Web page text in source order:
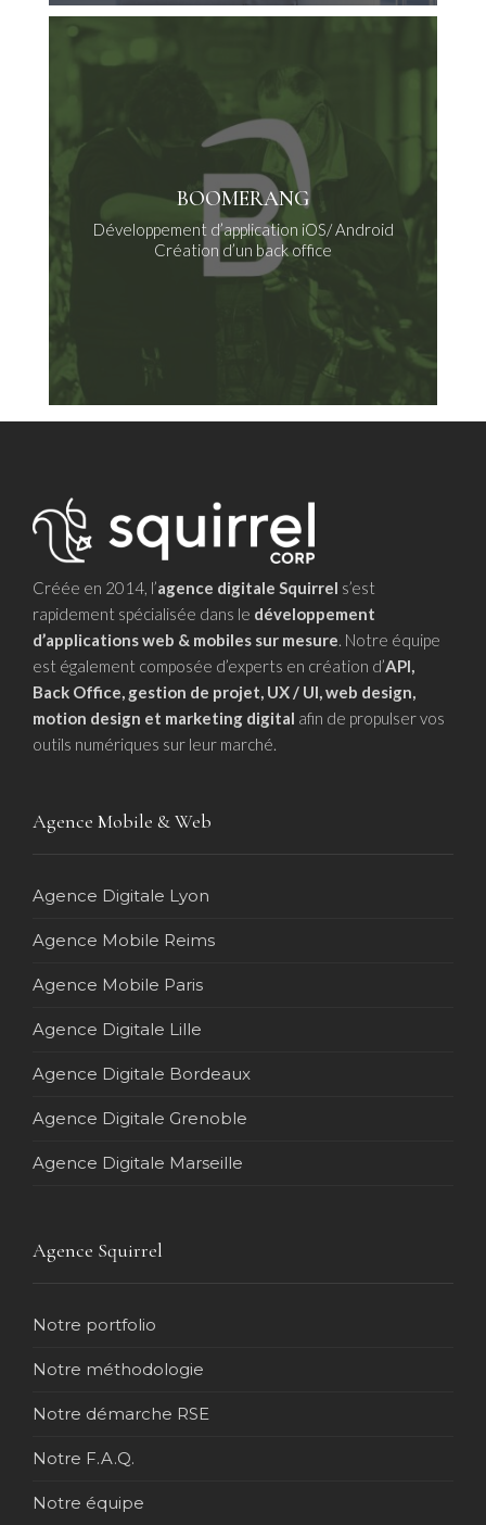
BOOMERANG
Développement d’application iOS/ Android
Création d’un back office
Créée en 2014, l’agence digitale Squirrel s’est
rapidement spécialisée dans le développement
d’applications web & mobiles sur mesure. Notre équipe
est également composée d’experts en création d’API,
Back Office, gestion de projet, UX / UI, web design,
motion design et marketing digital afin de propulser vos
outils numériques sur leur marché.
Agence Mobile & Web
Agence Digitale Lyon
Agence Mobile Reims
Agence Mobile Paris
Agence Digitale Lille
Agence Digitale Bordeaux
Agence Digitale Grenoble
Agence Digitale Marseille
Agence Squirrel
Notre portfolio
Notre méthodologie
Notre démarche RSE
Notre F.A.Q.
Notre équipe